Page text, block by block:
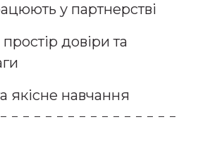
у партнерстві
довіри та
якісне навчання